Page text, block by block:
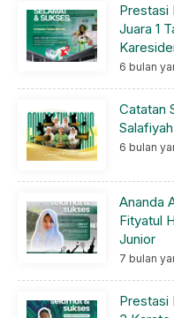
Prestasi
Juara 1
6 bulan
Catatan
6 bulan
Ananda
Fityatul
Junior
7 bulan
Prestasi